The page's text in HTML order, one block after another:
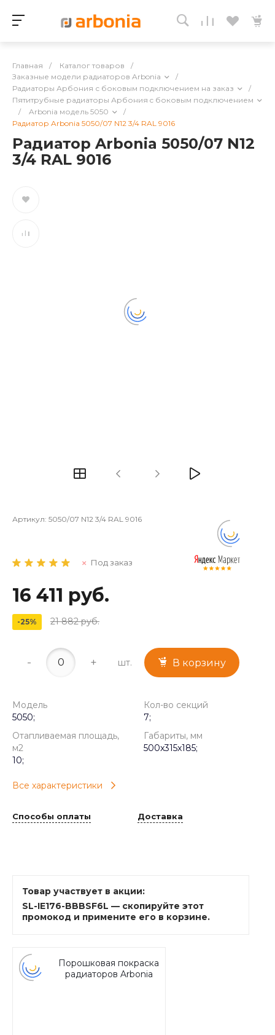
Главная / Каталог товаров
/
Заказные модели радиаторов Arbonia
/
Радиаторы Арбония с боковым подключением на заказ
/
Пятитрубные радиаторы Арбония c боковым подключением
/
Arbonia модель 5050
/
Радиатор Arbonia 5050/07 N12 3/4 RAL 9016
Радиатор Arbonia 5050/07 N12
3/4 RAL 9016
Артикул: 5050/07 N12 3/4 RAL 9016
Под заказ
16 411 руб.
-25% 21 882 руб.
- + шт. В корзину
Модель
5050;
Кол-во секций
7;
Отапливаемая площадь,
м2
10;
Габариты, мм
500x315x185;
Все характеристики
Способы оплаты Доставка
Товар участвует в акции:
SL-IE176-BBBSF6L — скопируйте этот
промокод и примените его в корзине.
Порошковая покраска
радиаторов Arbonia